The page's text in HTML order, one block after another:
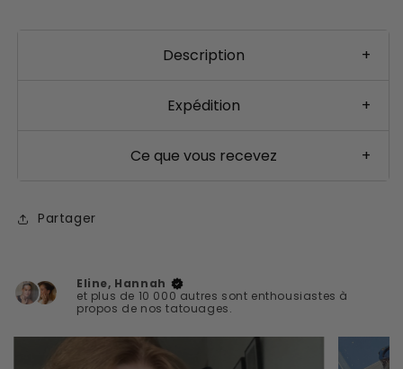
Description +
Expédition +
Ce que vous recevez +
Partager
Eline, Hannah
et plus de 10 000 autres sont enthousiastes à
propos de nos tatouages.